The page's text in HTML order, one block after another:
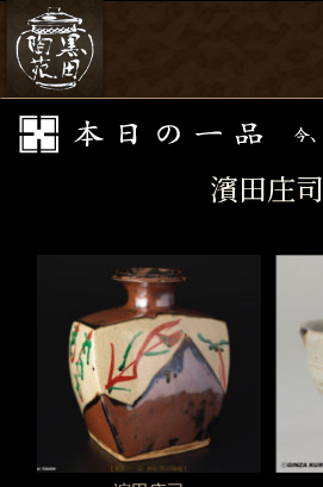
濱田庄司